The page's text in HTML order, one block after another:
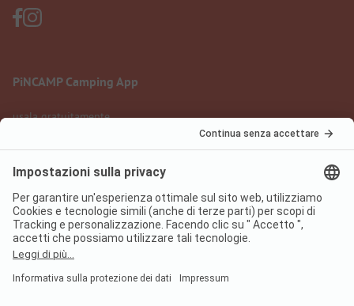
PiNCAMP Camping App
usala gratuitamente
Informazione legale
Protezione dati
Condizioni d'uso
Regolamento sui servizi digitali